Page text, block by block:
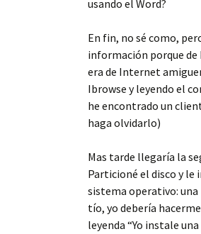
usando el Word?
En fin, no sé como,
información porque
era de Internet
Ibrowse y leyendo el
he encontrado un
haga olvidarlo)
Mas tarde llegaría la
Particioné el disco y le
sistema operativo: una
tío, yo debería
leyenda “Yo instale